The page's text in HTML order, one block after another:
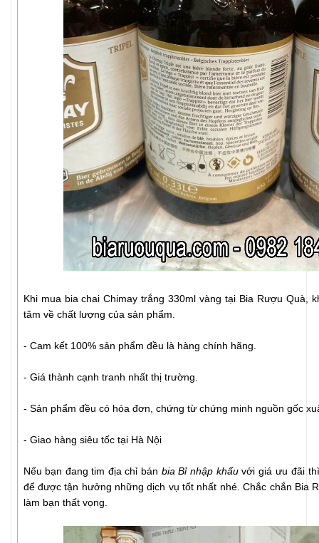
Khi mua bia chai Chimay trắng 330ml vàng tại Bia Rượu Quà,
tâm về chất lượng của sản phẩm.
- Cam kết 100% sản phẩm đều là hàng chính hãng.
- Giá thành cạnh tranh nhất thị trường.
- Sản phẩm đều có hóa đơn, chứng từ chứng minh nguồn gốc
- Giao hàng siêu tốc tại Hà Nội
Nếu bạn đang tim địa chỉ bán bia Bỉ nhập khẩuvới giá ưu đãi
để được tận hưởng những dịch vụ tốt nhất nhé. Chắc chắn Bia
làm bạn thất vọng.